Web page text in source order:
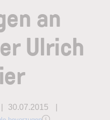
an
Ulrich
30.07.2015